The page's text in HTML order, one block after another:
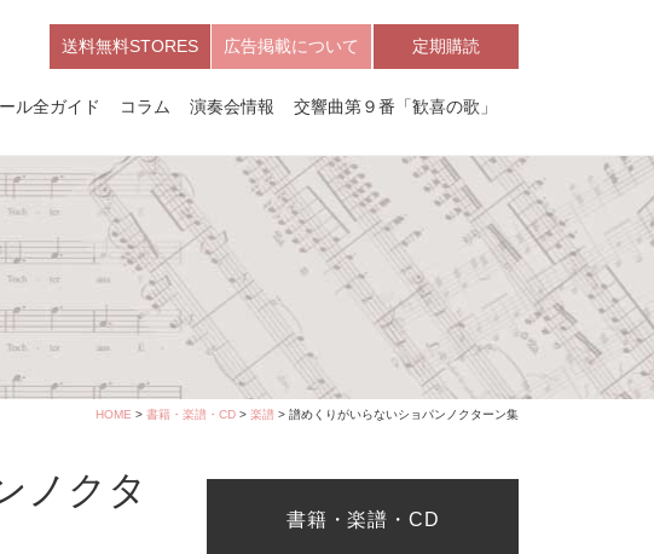
送料無料STORES 広告掲載について 定期購読
ル全ガイド コラム 演奏会情報 交響曲第９番「歓喜の歌」
HOME > 書籍・楽譜・CD > 楽譜 > 譜めくりがいらないショパンノクターン集
ノクタ
書籍・楽譜・CD